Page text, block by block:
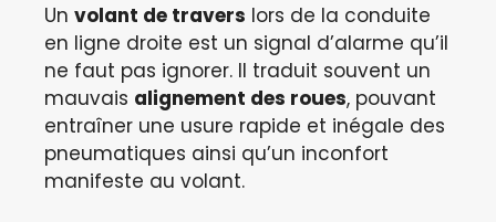
Un volant de travers lors de la conduite
en ligne droite est un signal d’alarme qu’il
ne faut pas ignorer. Il traduit souvent un
mauvais alignement des roues, pouvant
entraîner une usure rapide et inégale des
pneumatiques ainsi qu’un inconfort
manifeste au volant.